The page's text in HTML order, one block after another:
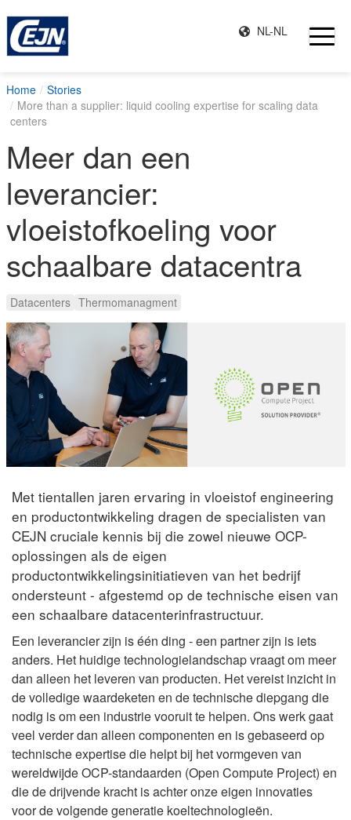
NL-NL
Home
Stories
More than a supplier: liquid cooling expertise for scaling data
centers
Meer dan een
leverancier:
vloeistofkoeling voor
schaalbare datacentra
Datacenters Thermomanagment
Met tientallen jaren ervaring in vloeistof engineering
en productontwikkeling dragen de specialisten van
CEJN cruciale kennis bij die zowel nieuwe OCP-
oplossingen als de eigen
productontwikkelingsinitiatieven van het bedrijf
ondersteunt - afgestemd op de technische eisen van
een schaalbare datacenterinfrastructuur.
Een leverancier zijn is één ding - een partner zijn is iets
anders. Het huidige technologielandschap vraagt om meer
dan alleen het leveren van producten. Het vereist inzicht in
de volledige waardeketen en de technische diepgang die
nodig is om een industrie vooruit te helpen. Ons werk gaat
veel verder dan alleen componenten en is gebaseerd op
technische expertise die helpt bij het vormgeven van
wereldwijde OCP-standaarden (Open Compute Project) en
die de drijvende kracht is achter onze eigen innovaties
voor de volgende generatie koeltechnologieën.